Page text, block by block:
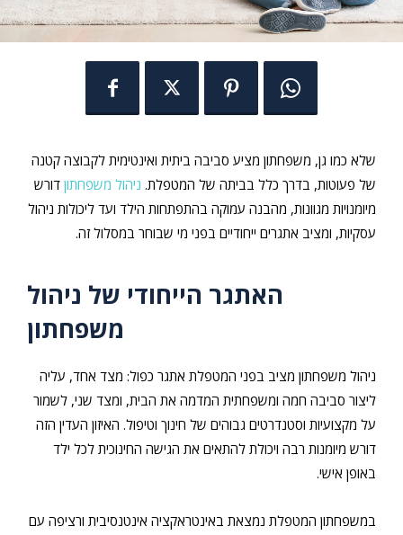
שלא כמו גן, משפחתון מציע סביבה ביתית ואינטימית לקבוצה קטנה
של פעוטות, בדרך כלל בביתה של המטפלת. ניהול משפחתון דורש
מיומנויות מגוונות, מהבנה עמוקה בהתפתחות הילד ועד ליכולות ניהול
עסקיות, ומציב אתגרים ייחודיים בפני מי שבוחר במסלול זה.
האתגר הייחודי של ניהול
משפחתון
ניהול משפחתון מציב בפני המטפלת אתגר כפול: מצד אחד, עליה
ליצור סביבה חמה ומשפחתית המדמה את הבית, ומצד שני, לשמור
על מקצועיות וסטנדרטים גבוהים של חינוך וטיפול. האיזון העדין הזה
דורש מיומנות רבה ויכולת להתאים את הגישה החינוכית לכל ילד
באופן אישי.
במשפחתון המטפלת נמצאת באינטראקציה אינטנסיבית ורציפה עם